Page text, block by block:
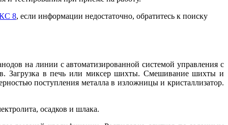
8, если информации недостаточно, обратитесь к поиску
на линии с автоматизированной системой управления с
Загрузка в печь или миксер шихты. Смешивание шихты и
поступления металла в изложницы и кристаллизатор.
осадков и шлака.